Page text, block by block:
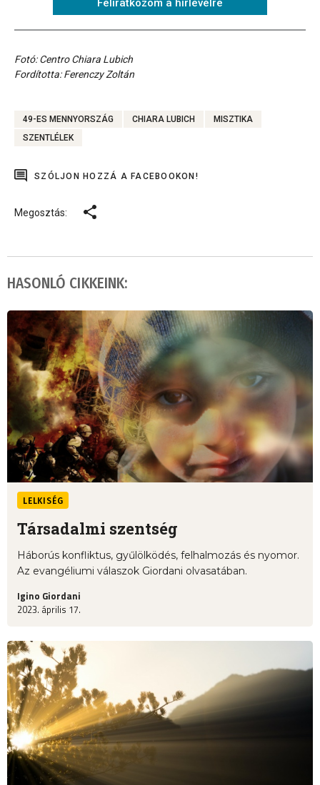
Feliratkozom a hírlevélre
Fotó: Centro Chiara Lubich
Fordította: Ferenczy Zoltán
49-ES MENNYORSZÁG CHIARA LUBICH
MISZTIKA
SZENTLÉLEK
SZÓLJON HOZZÁ A FACEBOOKON!
Megosztás:
HASONLÓ CIKKEINK:
LELKISÉG
Társadalmi szentség
Háborús konfliktus, gyűlölködés, felhalmozás és nyomor.
Az evangéliumi válaszok Giordani olvasatában.
Igino Giordani
2023. április 17.